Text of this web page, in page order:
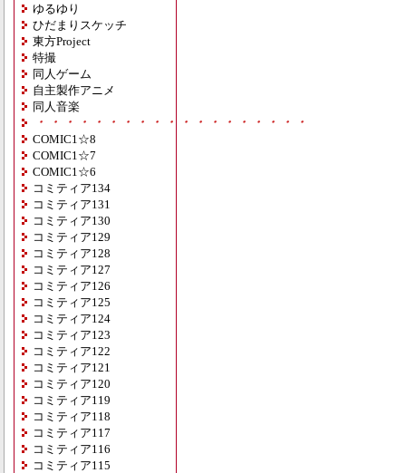
ゆるゆり
ひだまりスケッチ
東方Project
特撮
同人ゲーム
自主製作アニメ
同人音楽
・・・・・・・・・・・・・・・・・・・
COMIC1☆8
COMIC1☆7
COMIC1☆6
コミティア134
コミティア131
コミティア130
コミティア129
コミティア128
コミティア127
コミティア126
コミティア125
コミティア124
コミティア123
コミティア122
コミティア121
コミティア120
コミティア119
コミティア118
コミティア117
コミティア116
コミティア115